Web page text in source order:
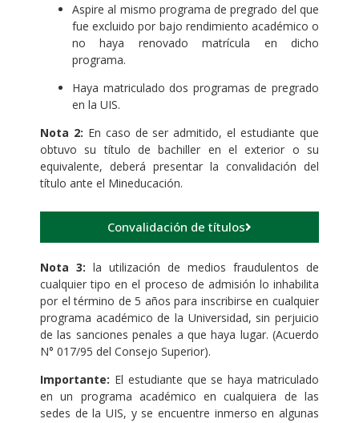
Aspire al mismo programa de pregrado del que
fue excluido por bajo rendimiento académico o
no haya renovado matrícula en dicho
programa.
Haya matriculado dos programas de pregrado
en la UIS.
Nota 2: En caso de ser admitido, el estudiante que
obtuvo su título de bachiller en el exterior o su
equivalente, deberá presentar la convalidación del
título ante el Mineducación.
Convalidación de títulos
Nota 3: la utilización de medios fraudulentos de
cualquier tipo en el proceso de admisión lo inhabilita
por el término de 5 años para inscribirse en cualquier
programa académico de la Universidad, sin perjuicio
de las sanciones penales a que haya lugar. (Acuerdo
N° 017/95 del Consejo Superior).
Importante: El estudiante que se haya matriculado
en un programa académico en cualquiera de las
sedes de la UIS, y se encuentre inmerso en algunas